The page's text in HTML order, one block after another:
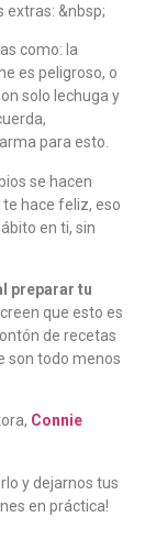
extras: &nbsp;
como: la
es peligroso, o
solo lechuga y
para esto.
se hacen
hace feliz, eso
en ti, sin
preparar tu
que esto es
de recetas
son todo menos
Connie
y dejarnos tus
en práctica!